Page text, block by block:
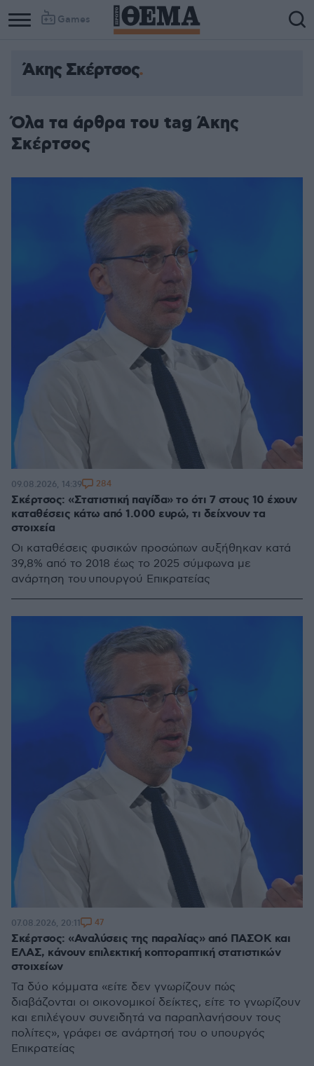
Games
Άκης Σκέρτσος
Όλα τα άρθρα του tag Άκης
Σκέρτσος
Σκέρτσος: «Στατιστική παγίδα» το ότι 7 στους 10 έχουν
καταθέσεις κάτω από 1.000 ευρώ, τι δείχνουν τα
στοιχεία
Οι καταθέσεις φυσικών προσώπων αυξήθηκαν κατά
39,8% από το 2018 έως το 2025 σύμφωνα με
ανάρτηση του υπουργού Επικρατείας
09.08.2026, 14:39 284
Σκέρτσος: «Αναλύσεις της παραλίας» από ΠΑΣΟΚ και
ΕΛΑΣ, κάνουν επιλεκτική κοπτοραπτική στατιστικών
στοιχείων
Τα δύο κόμματα «είτε δεν γνωρίζουν πώς
διαβάζονται οι οικονομικοί δείκτες, είτε το γνωρίζουν
και επιλέγουν συνειδητά να παραπλανήσουν τους
πολίτες», γράφει σε ανάρτησή του ο υπουργός
Επικρατείας
07.08.2026, 20:11 47